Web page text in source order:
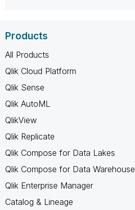
Products
All Products
Qlik Cloud Platform
Qlik Sense
Qlik AutoML
QlikView
Qlik Replicate
Qlik Compose for Data Lakes
Qlik Compose for Data Warehouse
Qlik Enterprise Manager
Catalog & Lineage